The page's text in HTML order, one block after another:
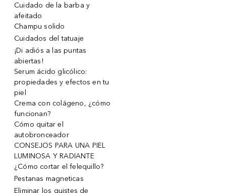
Cuidado de la barba y
afeitado
Champu solido
Cuidados del tatuaje
¡Di adiós a las puntas
abiertas!
Serum ácido glicólico:
propiedades y efectos en tu
piel
Crema con colágeno, ¿cómo
funcionan?
Cómo quitar el
autobronceador
CONSEJOS PARA UNA PIEL
LUMINOSA Y RADIANTE
¿Cómo cortar el felequillo?
Pestanas magneticas
Eliminar los quistes de